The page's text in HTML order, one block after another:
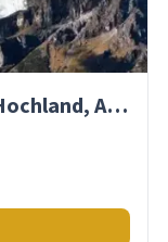
Peru Reiseführer – Tipps zu Hochland, Amazonas & Inka-Erbe